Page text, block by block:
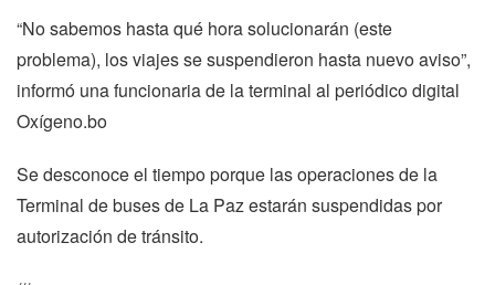
“No sabemos hasta qué hora solucionarán (este
problema), los viajes se suspendieron hasta nuevo aviso”,
informó una funcionaria de la terminal al periódico digital
Oxígeno.bo
Se desconoce el tiempo porque las operaciones de la
Terminal de buses de La Paz estarán suspendidas por
autorización de tránsito.